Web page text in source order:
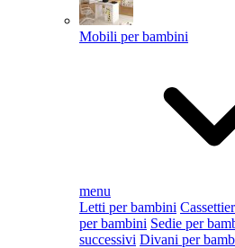
Mobili per bambini
menu
Letti per bambini
per bambini Sedie per
successivi Divani per